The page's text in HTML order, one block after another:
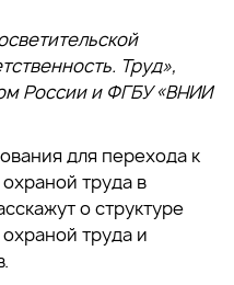
Труд»,
России и ФГБУ «ВНИИ
для перехода к
труда в
о структуре
труда и